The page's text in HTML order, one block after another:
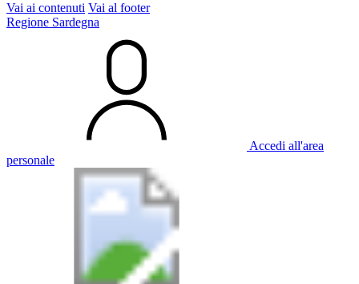
Vai ai contenuti Vai al footer
Regione Sardegna
Accedi all'area
personale